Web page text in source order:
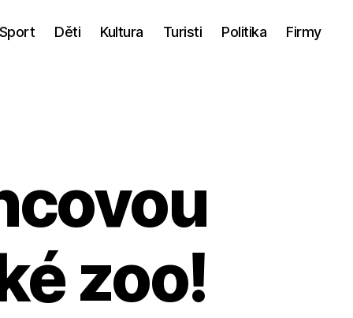
Sport Děti Kultura Turisti Politika Firmy
zoo!